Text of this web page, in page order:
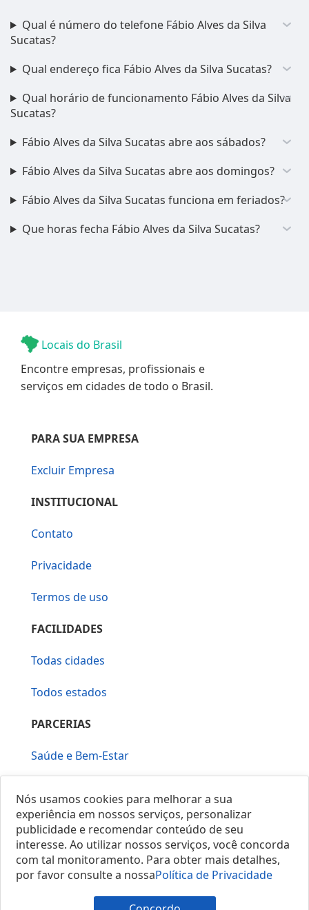
Qual é número do telefone Fábio Alves da Silva
Sucatas?
Qual endereço fica Fábio Alves da Silva Sucatas?
Qual horário de funcionamento Fábio Alves da Silva
Sucatas?
Fábio Alves da Silva Sucatas abre aos sábados?
Fábio Alves da Silva Sucatas abre aos domingos?
Fábio Alves da Silva Sucatas funciona em feriados?
Que horas fecha Fábio Alves da Silva Sucatas?
Locais do Brasil
Encontre empresas, profissionais e
serviços em cidades de todo o Brasil.
PARA SUA EMPRESA
Excluir Empresa
INSTITUCIONAL
Contato
Privacidade
Termos de uso
FACILIDADES
Todas cidades
Todos estados
PARCERIAS
Saúde e Bem-Estar
© 2025 Locais do Brasil
Nós usamos cookies para melhorar a sua
experiência em nossos serviços, personalizar
publicidade e recomendar conteúdo de seu
interesse. Ao utilizar nossos serviços, você concorda
com tal monitoramento. Para obter mais detalhes,
por favor consulte a nossaPolítica de Privacidade